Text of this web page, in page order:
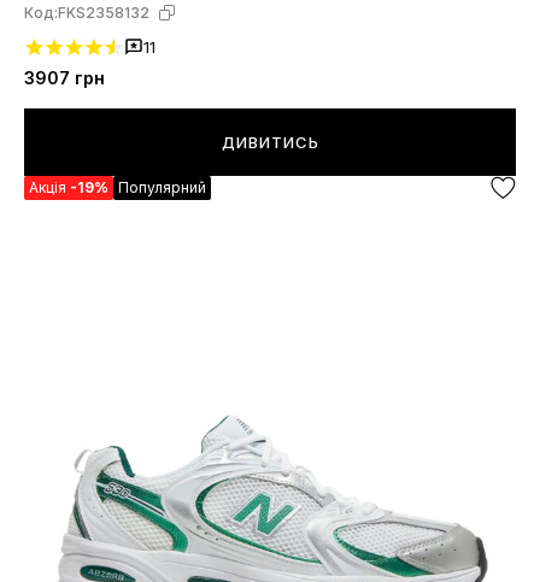
Код:FKS2358132
11
3907 грн
ДИВИТИСЬ
Акція -19% Популярний